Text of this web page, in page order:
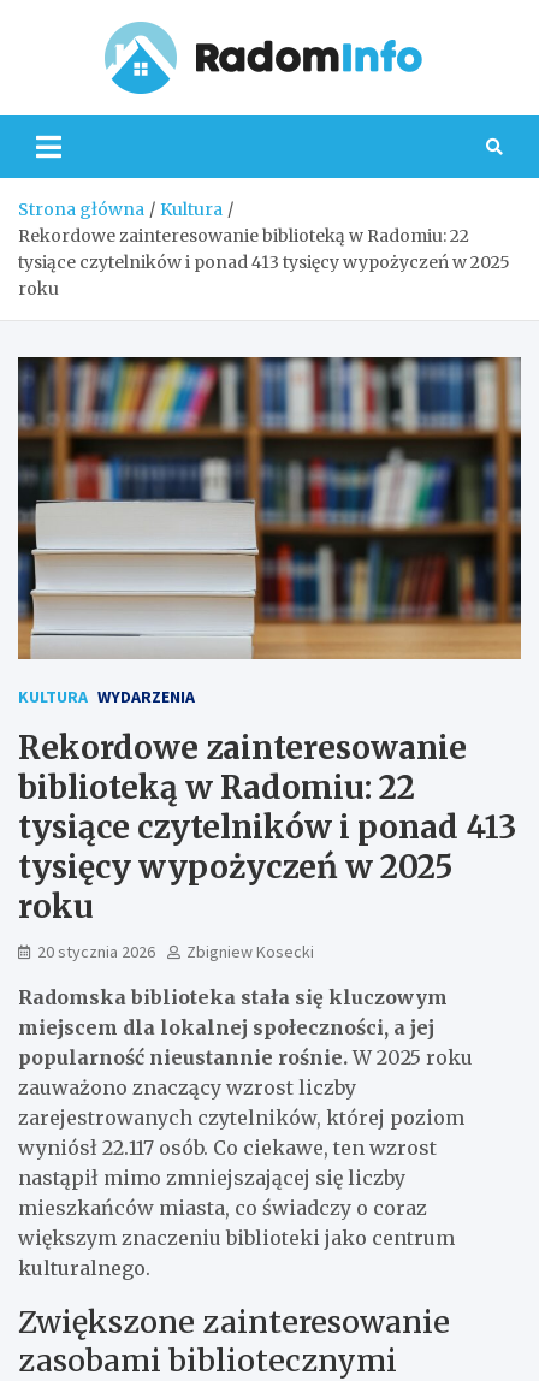
Strona główna
Kultura
Rekordowe zainteresowanie biblioteką w Radomiu: 22
tysiące czytelników i ponad 413 tysięcy wypożyczeń w 2025
roku
KULTURA WYDARZENIA
Rekordowe zainteresowanie
biblioteką w Radomiu: 22
tysiące czytelników i ponad 413
tysięcy wypożyczeń w 2025
roku
20 stycznia 2026 Zbigniew Kosecki
Radomska biblioteka stała się kluczowym
miejscem dla lokalnej społeczności, a jej
popularność nieustannie rośnie.W 2025 roku
zauważono znaczący wzrost liczby
zarejestrowanych czytelników, której poziom
wyniósł 22.117 osób. Co ciekawe, ten wzrost
nastąpił mimo zmniejszającej się liczby
mieszkańców miasta, co świadczy o coraz
większym znaczeniu biblioteki jako centrum
kulturalnego.
Zwiększone zainteresowanie
zasobami bibliotecznymi